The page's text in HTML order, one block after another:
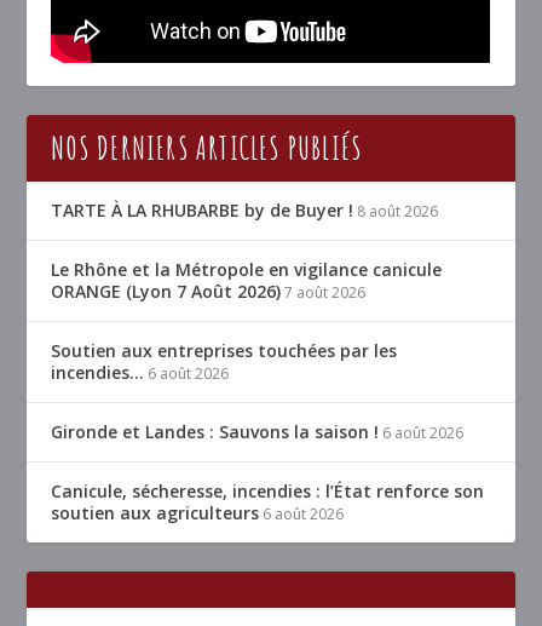
NOS DERNIERS ARTICLES PUBLIÉS
TARTE À LA RHUBARBE by de Buyer ! 8 août 2026
Le Rhône et la Métropole en vigilance canicule
ORANGE (Lyon 7 Août 2026) 7 août 2026
Soutien aux entreprises touchées par les
incendies… 6 août 2026
Gironde et Landes : Sauvons la saison ! 6 août 2026
Canicule, sécheresse, incendies : l’État renforce son
soutien aux agriculteurs 6 août 2026